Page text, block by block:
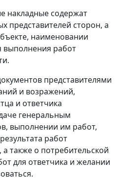
накладные содержат
представителей сторон, а
наименовании
выполнения работ
представителями
и возражений,
и ответчика
генеральным
выполнении им работ,
работ
также о потребительской
для ответчика и желании